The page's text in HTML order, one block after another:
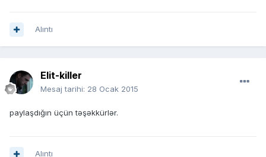
Alıntı
Elit-killer
Mesaj tarihi: 28 Ocak 2015
paylaşdığın üçün təşəkkürlər.
Alıntı